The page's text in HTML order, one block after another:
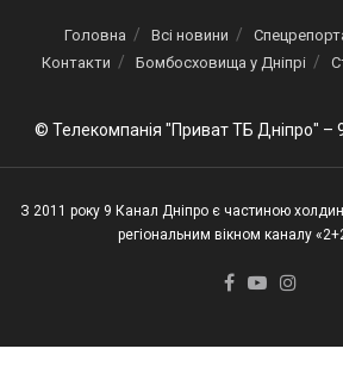
Головна Всі новини
Контакти
Бомбосховища у Дніпрі
© Телекомпанія "Приват ТБ Дніпро" –
З 2011 року 9 Канал Дніпро є частиною
регіональним вікном каналу